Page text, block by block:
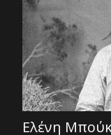
Ελένη